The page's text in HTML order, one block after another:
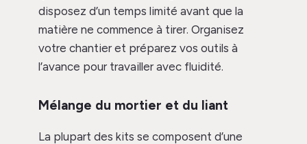
disposez d’un temps limité avant que la
matière ne commence à tirer. Organisez
votre chantier et préparez vos outils à
l’avance pour travailler avec fluidité.
Mélange du mortier et du liant
La plupart des kits se composent d’une